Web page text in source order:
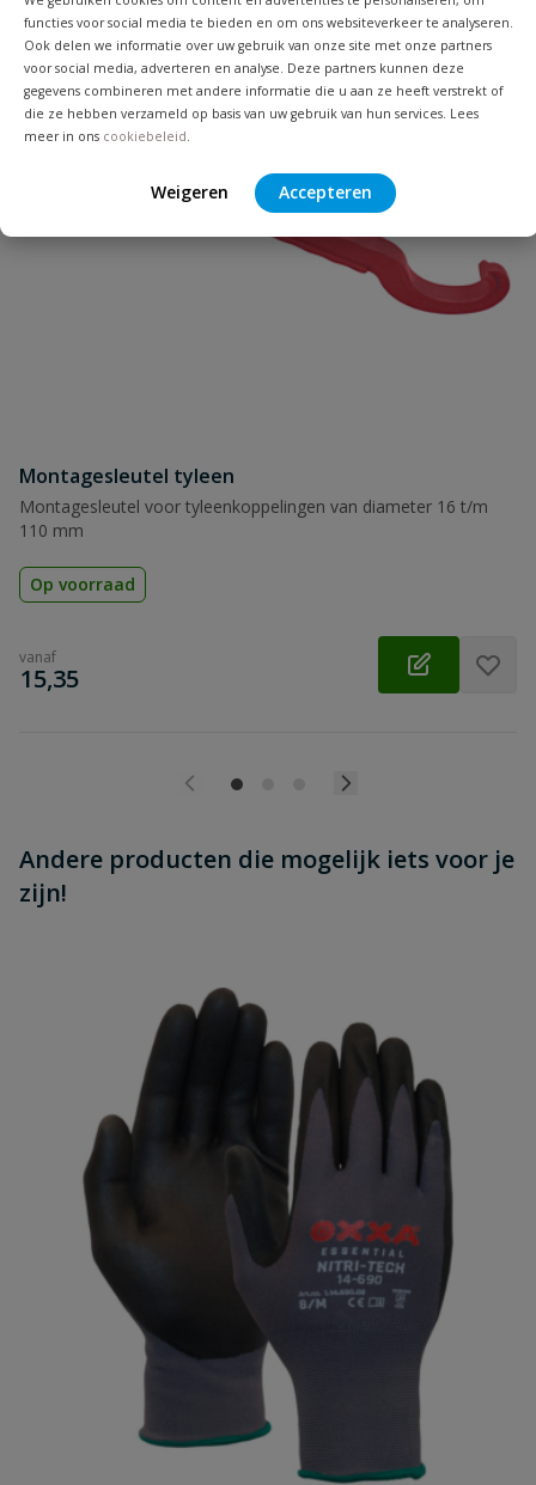
functies voor social media te bieden en om ons websiteverkeer te analyseren.
Ook delen we informatie over uw gebruik van onze site met onze partners
voor social media, adverteren en analyse. Deze partners kunnen deze
gegevens combineren met andere informatie die u aan ze heeft verstrekt of
die ze hebben verzameld op basis van uw gebruik van hun services. Lees
meer in ons cookiebeleid.
Weigeren Accepteren
Beoordeling versturen
Montagesleutel tyleen
Montagesleutel voor tyleenkoppelingen van diameter 16 t/m
110 mm
Op voorraad
vanaf
€
15,35
Andere producten die mogelijk iets voor je
zijn!